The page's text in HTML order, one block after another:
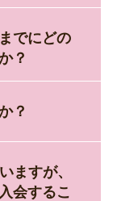
でにどの
？
？
ますが、
会するこ